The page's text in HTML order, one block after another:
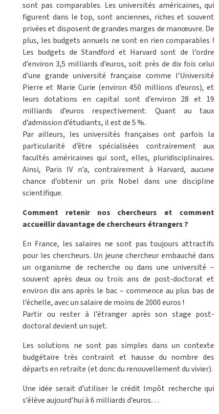
sont pas comparables. Les universités américaines, qui
figurent dans le top, sont anciennes, riches et souvent
privées et disposent de grandes marges de manœuvre. De
plus, les budgets annuels ne sont en rien comparables !
Les budgets de Standford et Harvard sont de l’ordre
d’environ 3,5 milliards d’euros, soit près de dix fois celui
d’une grande université française comme l’Université
Pierre et Marie Curie (environ 450 millions d’euros), et
leurs dotations en capital sont d’environ 28 et 19
milliards d’euros respectivement. Quant au taux
d’admission d’étudiants, il est de 5 %.
Par ailleurs, les universités françaises ont parfois la
particularité d’être spécialisées contrairement aux
facultés américaines qui sont, elles, pluridisciplinaires.
Ainsi, Paris IV n’a, contrairement à Harvard, aucune
chance d’obtenir un prix Nobel dans une discipline
scientifique.
Comment retenir nos chercheurs et comment
accueillir davantage de chercheurs étrangers ?
En France, les salaires ne sont pas toujours attractifs
pour les chercheurs. Un jeune chercheur embauché dans
un organisme de recherche ou dans une université –
souvent après deux ou trois ans de post-doctorat et
environ dix ans après le bac – commence au plus bas de
l’échelle, avec un salaire de moins de 2000 euros !
Partir ou rester à l’étranger après son stage post-
doctoral devient un sujet.
Les solutions ne sont pas simples dans un contexte
budgétaire très contraint et hausse du nombre des
départs en retraite (et donc du renouvellement du vivier).
Une idée serait d’utiliser le crédit Impôt recherche qui
s’élève aujourd’hui à 6 milliards d’euros…